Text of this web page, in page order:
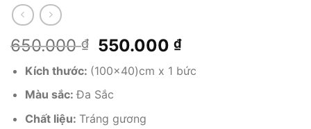
650.000₫
Original
was:
650.000 ₫.
550.000₫Current
price
is:
Kích thước: (100×40)cm x 1 bức
Màu sắc:Đa Sắc
Chất liệu: Tráng gương